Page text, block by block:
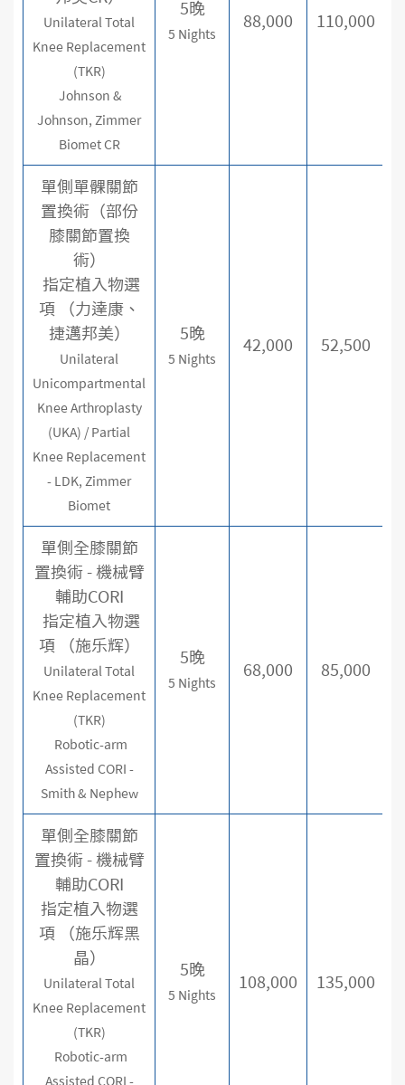
Unilateral Total
Knee Replacement
(TKR)
Johnson &
Johnson, Zimmer
Biomet CR
5晚
5 Nights
88,000 110,000
單側單髁關節
置換術（部份
膝關節置換
術）
指定植入物選
項 （力達康、
捷邁邦美）
Unilateral
Unicompartmental
Knee Arthroplasty
(UKA) / Partial
Knee Replacement
- LDK, Zimmer
Biomet
5晚
5 Nights
42,000 52,500
單側全膝關節
置換術 - 機械臂
輔助CORI
指定植入物選
項 （施乐辉）
Unilateral Total
Knee Replacement
(TKR)
Robotic-arm
Assisted CORI -
Smith & Nephew
5晚
5 Nights
68,000 85,000
單側全膝關節
置換術 - 機械臂
輔助CORI
指定植入物選
項 （施乐辉黑
晶）
Unilateral Total
Knee Replacement
(TKR)
Robotic-arm
Assisted CORI -
5晚
5 Nights
108,000 135,000